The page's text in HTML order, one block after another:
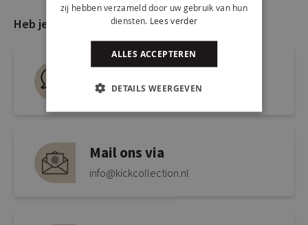
Heb je nog vragen?
Live chat
Snel antwoord op je vraag
Mail ons via
info@kickcollection.nl
zij hebben verzameld door uw gebruik van hun
diensten. Lees verder
ALLES ACCEPTEREN
DETAILS WEERGEVEN